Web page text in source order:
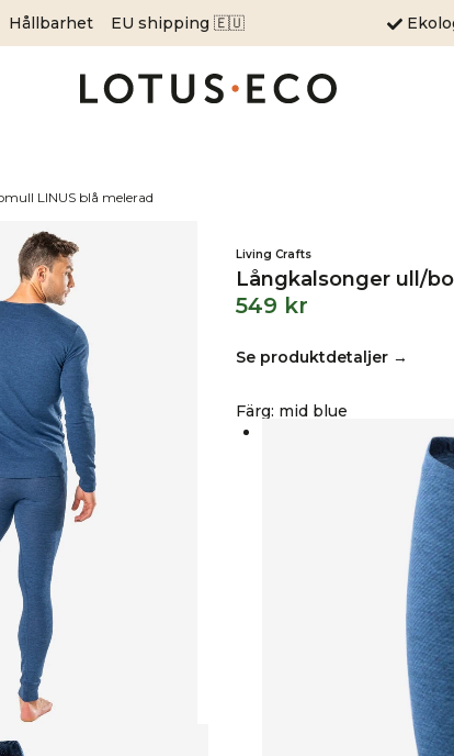
Hållbarhet EU shipping 🇪🇺
LINUS blå melerad
Living Crafts
Långkalsonger ull/
549 kr
Se produktdetaljer →
Färg: mid blue